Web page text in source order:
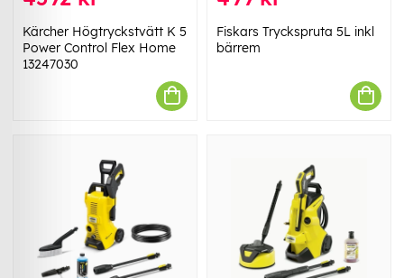
Kärcher Högtryckstvätt K 5
Power Control Flex Home
13247030
Fiskars Tryckspruta 5L inkl
bärrem